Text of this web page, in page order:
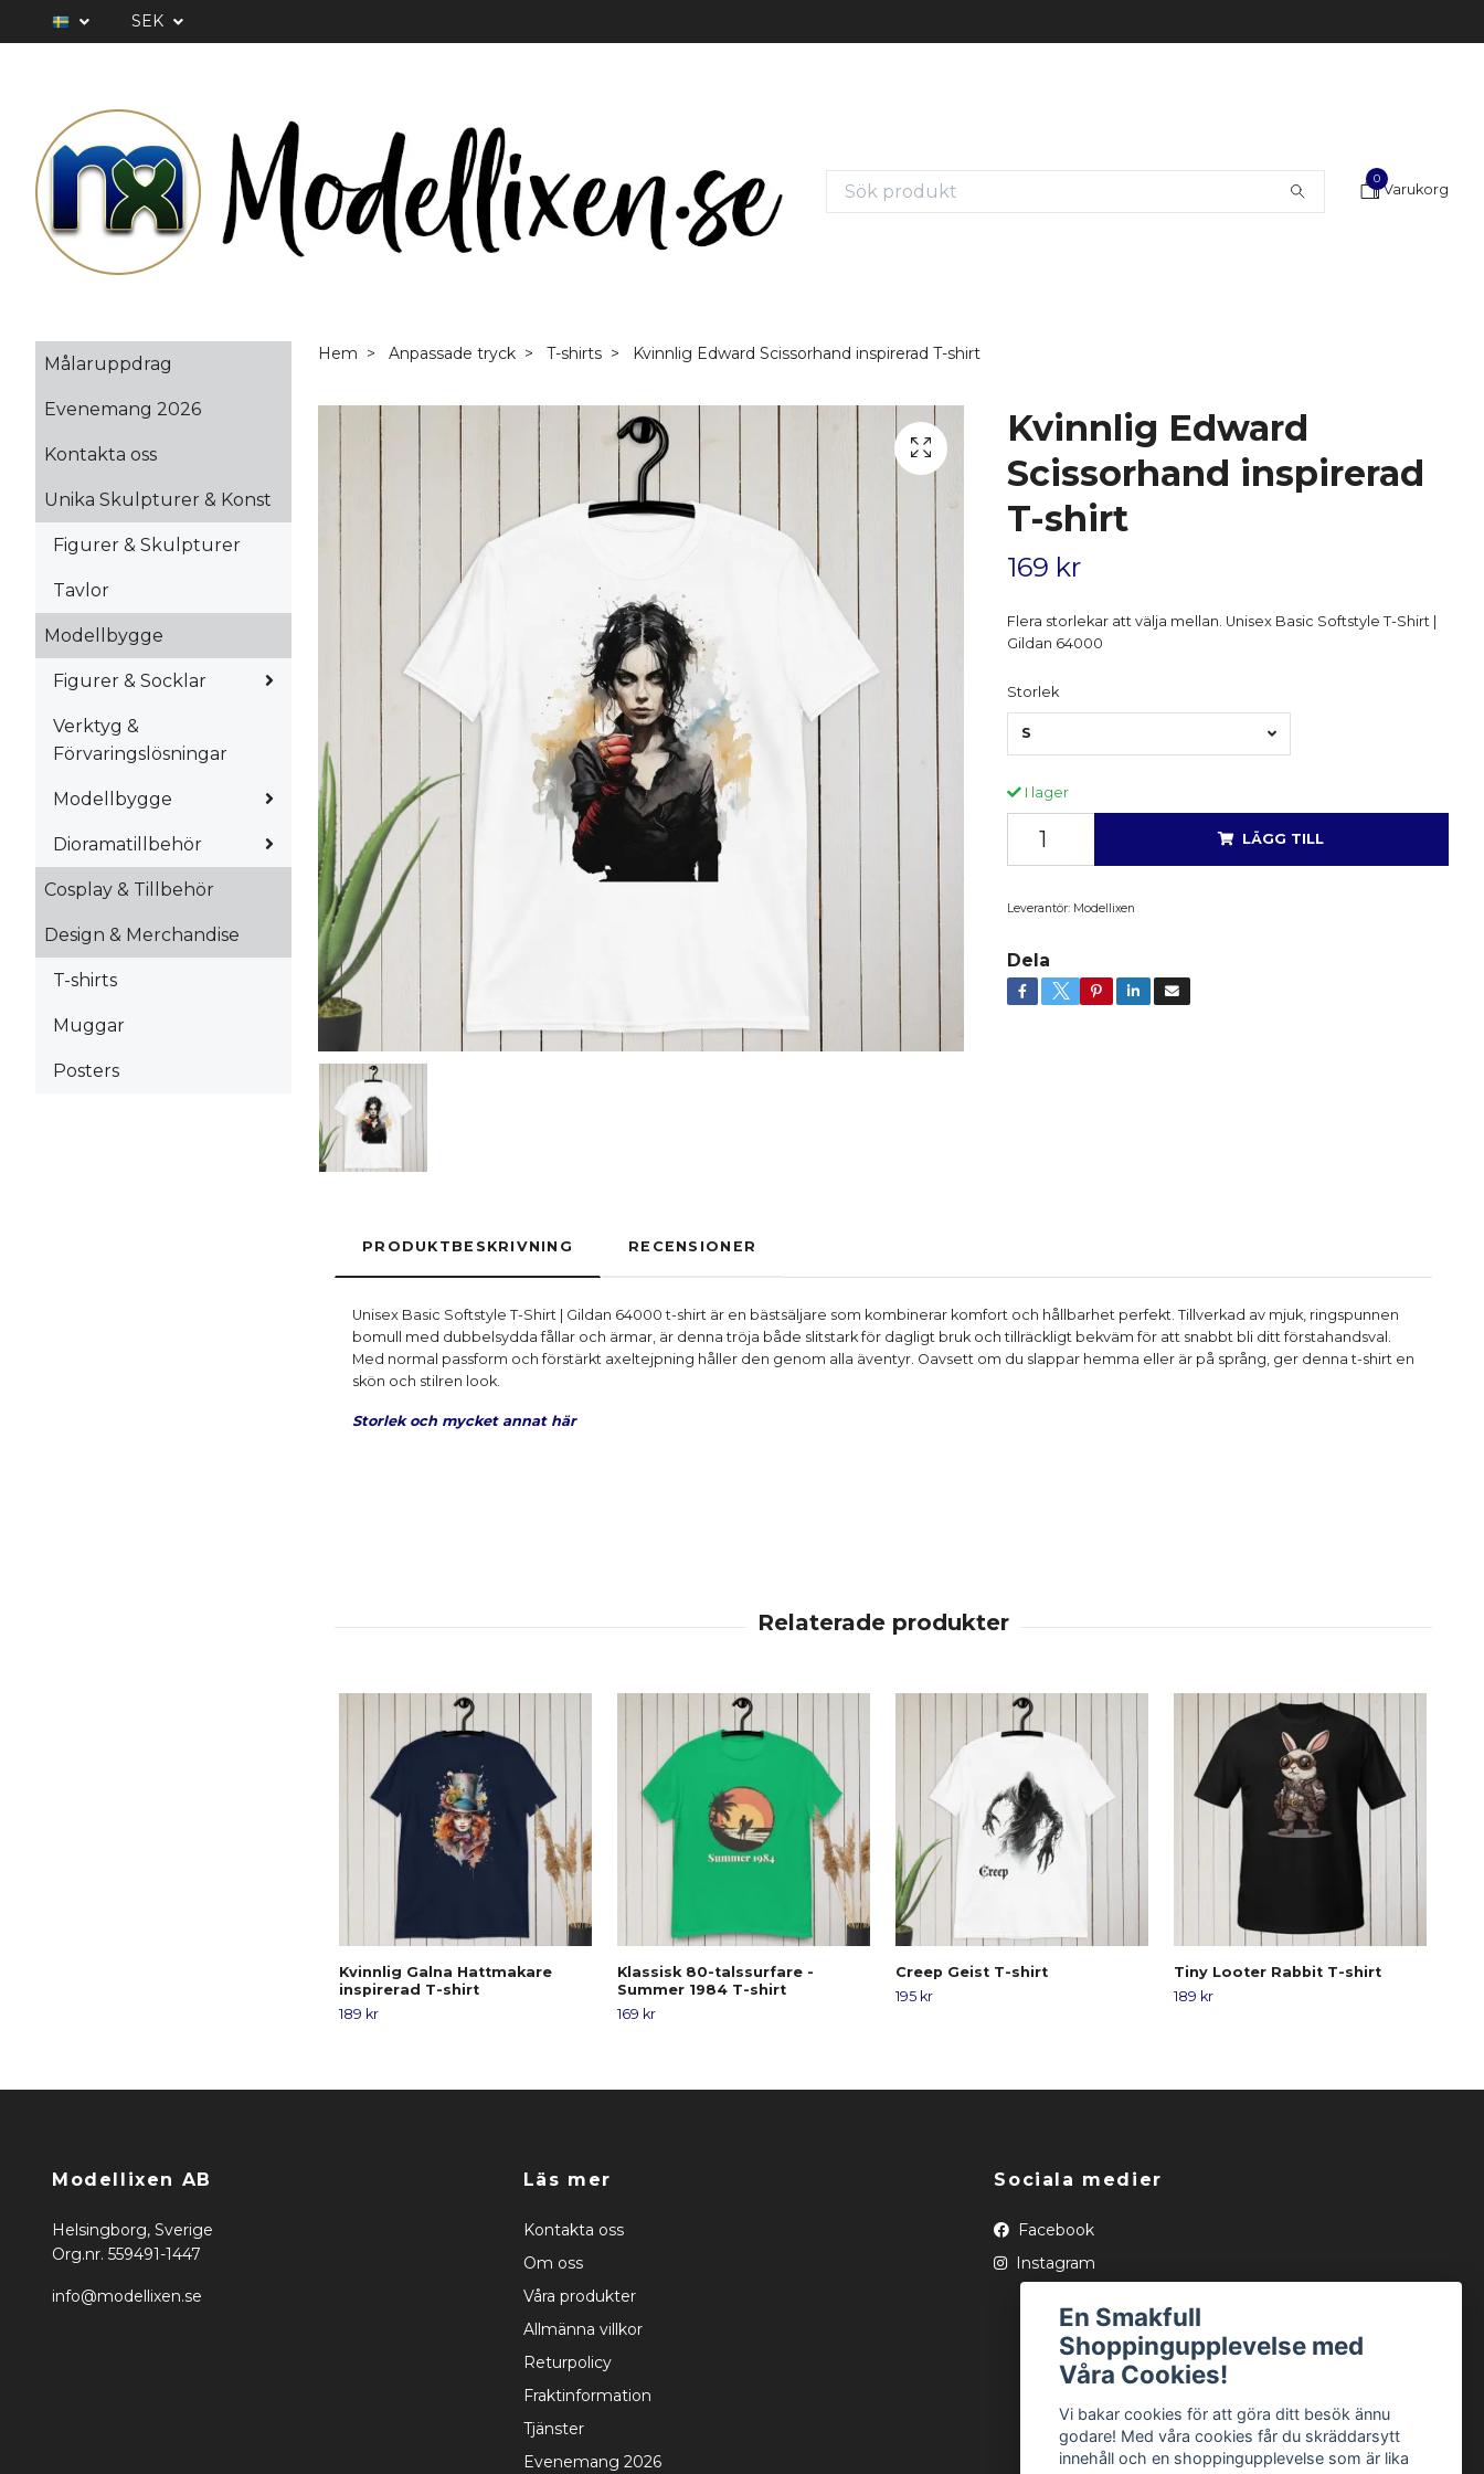
SEK
0
Varukorg
Målaruppdrag
Evenemang 2026
Kontakta oss
Unika Skulpturer & Konst
Figurer & Skulpturer
Tavlor
Modellbygge
Figurer & Socklar
Verktyg &
Förvaringslösningar
Modellbygge
Dioramatillbehör
Cosplay & Tillbehör
Design & Merchandise
T-shirts
Muggar
Posters
Hem Anpassade tryck T-shirts Kvinnlig Edward Scissorhand inspirerad T-shirt
Kvinnlig Edward
Scissorhand inspirerad
T-shirt
169 kr
Flera storlekar att välja mellan. Unisex Basic Softstyle T-Shirt |
Gildan 64000
Storlek
S
I lager
LÄGG TILL
Leverantör: Modellixen
Dela
PRODUKTBESKRIVNING RECENSIONER
Unisex Basic Softstyle T-Shirt | Gildan 64000 t-shirt är en bästsäljare som kombinerar komfort och hållbarhet perfekt. Tillverkad av mjuk, ringspunnen
bomull med dubbelsydda fållar och ärmar, är denna tröja både slitstark för dagligt bruk och tillräckligt bekväm för att snabbt bli ditt förstahandsval.
Med normal passform och förstärkt axeltejpning håller den genom alla äventyr. Oavsett om du slappar hemma eller är på språng, ger denna t-shirt en
skön och stilren look.
Storlek och mycket annat här
Kvinnlig Galna Hattmakare
inspirerad T-shirt
189 kr
Klassisk 80-talssurfare -
Summer 1984 T-shirt
169 kr
Creep Geist T-shirt
195 kr
Tiny Looter Rabbit T-shirt
189 kr
Modellixen AB
Helsingborg, Sverige
Org.nr. 559491-1447
info@modellixen.se
Läs mer
Kontakta oss
Om oss
Våra produkter
Allmänna villkor
Returpolicy
Fraktinformation
Tjänster
Evenemang 2026
Sociala medier
Facebook
Instagram
En Smakfull
Shoppingupplevelse med
Våra Cookies!
Vi bakar cookies för att göra ditt besök ännu
godare! Med våra cookies får du skräddarsytt
innehåll och en shoppingupplevelse som är lika